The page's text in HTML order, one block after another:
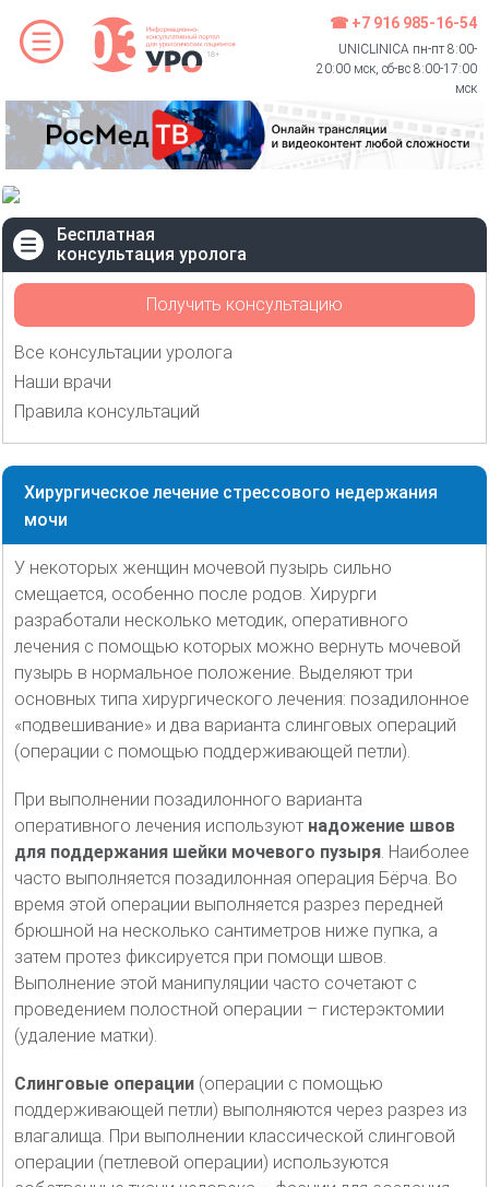
☎ +7 916 985-16-54
UNICLINICA пн-пт 8:00-
20:00 мск, сб-вс 8:00-17:00
мск
Бесплатная
консультация уролога
Получить консультацию
Все консультации уролога
Наши врачи
Правила консультаций
Хирургическое лечение стрессового недержания
мочи
У некоторых женщин мочевой пузырь сильно
смещается, особенно после родов. Хирурги
разработали несколько методик, оперативного
лечения с помощью которых можно вернуть мочевой
пузырь в нормальное положение. Выделяют три
основных типа хирургического лечения: позадилонное
«подвешивание» и два варианта слинговых операций
(операции с помощью поддерживающей петли).
При выполнении позадилонного варианта
оперативного лечения используют надожение швов
для поддержания шейки мочевого пузыря. Наиболее
часто выполняется позадилонная операция Бёрча. Во
время этой операции выполняется разрез передней
брюшной на несколько сантиметров ниже пупка, а
затем протез фиксируется при помощи швов.
Выполнение этой манипуляции часто сочетают с
проведением полостной операции – гистерэктомии
(удаление матки).
Слинговые операции (операции с помощью
поддерживающей петли) выполняются через разрез из
влагалища. При выполнении классической слинговой
операции (петлевой операции) используются